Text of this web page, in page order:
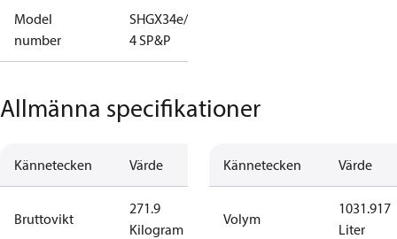
Model
number
SHGX34e/255-
4 SP&P
Allmänna specifikationer
Kännetecken Värde
Bruttovikt
271.9
Kilogram
Kännetecken Värde
Volym
1031.917
Liter